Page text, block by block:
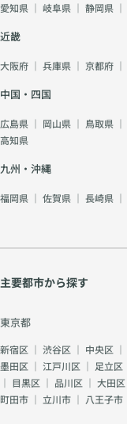
愛知県 ｜ 岐阜県 ｜ 静岡県 ｜
近畿
大阪府 ｜ 兵庫県 ｜ 京都府 ｜
中国・四国
広島県 ｜ 岡山県 ｜ 鳥取県 ｜
高知県
九州・沖縄
福岡県 ｜ 佐賀県 ｜ 長崎県 ｜
主要都市から探す
東京都
新宿区 ｜ 渋谷区 ｜ 中央区 ｜
墨田区 ｜ 江戸川区 ｜ 足立区
｜ 目黒区 ｜ 品川区 ｜ 大田区
町田市 ｜ 立川市 ｜ 八王子市